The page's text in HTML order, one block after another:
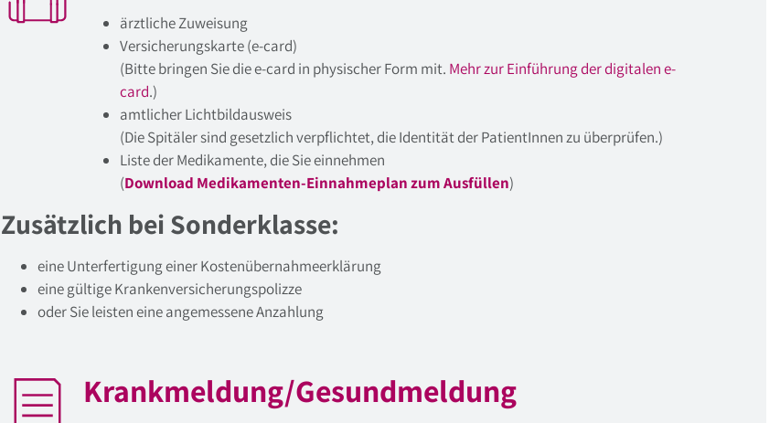
ärztliche Zuweisung
Versicherungskarte (e-card)
(Bitte bringen Sie die e-card in physischer Form mit. Mehr zur Einführung der digitalen e-
card.)
amtlicher Lichtbildausweis
(Die Spitäler sind gesetzlich verpflichtet, die Identität der PatientInnen zu überprüfen.)
Liste der Medikamente, die Sie einnehmen
(Download Medikamenten-Einnahmeplan zum Ausfüllen)
Zusätzlich bei Sonderklasse:
eine Unterfertigung einer Kostenübernahmeerklärung
eine gültige Krankenversicherungspolizze
oder Sie leisten eine angemessene Anzahlung
Krankmeldung/Gesundmeldung